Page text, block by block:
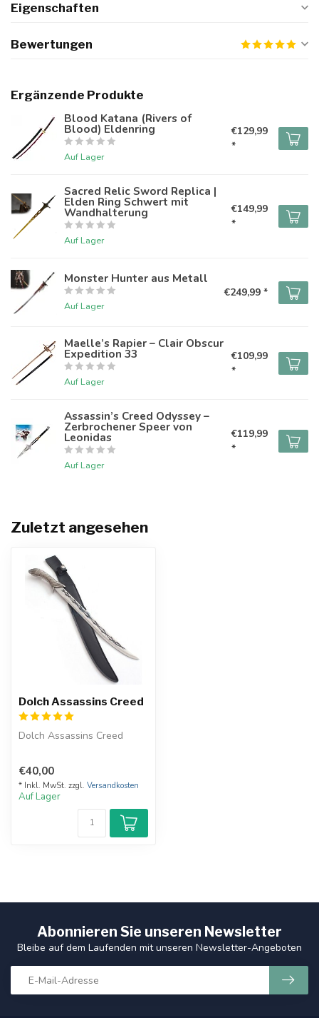
Eigenschaften
Bewertungen
Ergänzende Produkte
Blood Katana (Rivers of
Blood) Eldenring
Auf Lager
€129,99
*
Sacred Relic Sword Replica |
Elden Ring Schwert mit
Wandhalterung
Auf Lager
€149,99
*
Monster Hunter aus Metall
Auf Lager
€249,99 *
Maelle’s Rapier – Clair Obscur
Expedition 33
Auf Lager
€109,99
*
Assassin’s Creed Odyssey –
Zerbrochener Speer von
Leonidas
Auf Lager
€119,99
*
Zuletzt angesehen
Dolch Assassins Creed
Dolch Assassins Creed
€40,00
* Inkl. MwSt. zzgl. Versandkosten
Auf Lager
Abonnieren Sie unseren Newsletter
Bleibe auf dem Laufenden mit unseren Newsletter-Angeboten